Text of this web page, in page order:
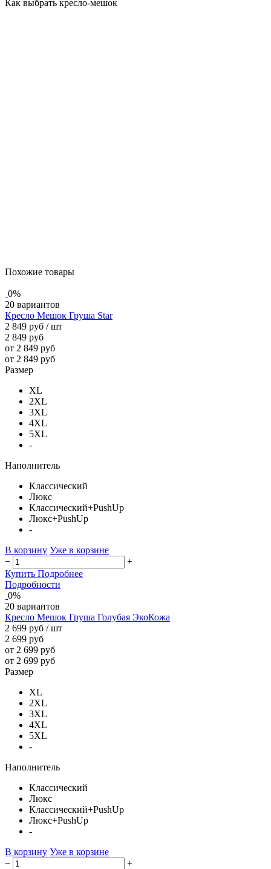
Как выбрать кресло-мешок
Похожие товары
0%
20 вариантов
Кресло Мешок Груша Star
2 849 руб / шт
2 849 руб
от 2 849 руб
от 2 849 руб
Размер
XL
2XL
3XL
4XL
5XL
-
Наполнитель
Классический
Люкс
Классический+PushUp
Люкс+PushUp
-
В корзину Уже в корзине
−
+
Купить Подробнее
Подробности
0%
20 вариантов
Кресло Мешок Груша Голубая ЭкоКожа
2 699 руб / шт
2 699 руб
от 2 699 руб
от 2 699 руб
Размер
XL
2XL
3XL
4XL
5XL
-
Наполнитель
Классический
Люкс
Классический+PushUp
Люкс+PushUp
-
В корзину Уже в корзине
−
+